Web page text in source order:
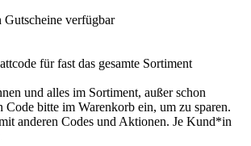
Gutscheine verfügbar
für fast das gesamte Sortiment
und alles im Sortiment, außer schon
Code bitte im Warenkorb ein, um zu sparen.
anderen Codes und Aktionen. Je Kund*in